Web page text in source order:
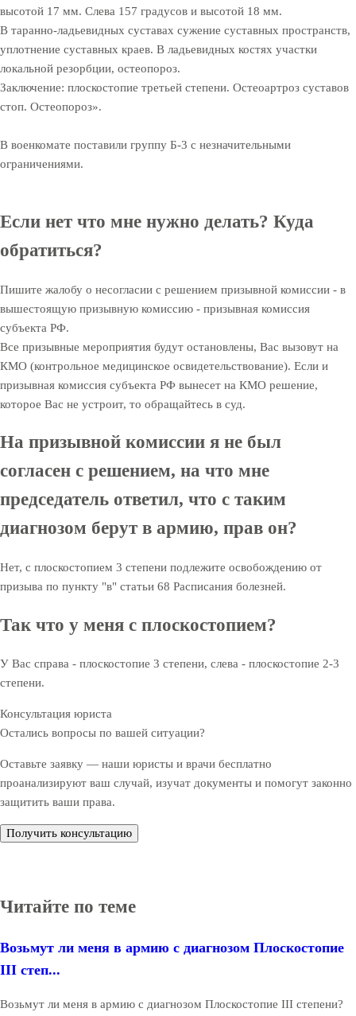
высотой 17 мм. Слева 157 градусов и высотой 18 мм.
В таранно-ладьевидных суставах сужение суставных пространств,
уплотнение суставных краев. В ладьевидных костях участки
локальной резорбции, остеопороз.
Заключение: плоскостопие третьей степени. Остеоартроз суставов
стоп. Остеопороз».
В военкомате поставили группу Б-3 с незначительными
ограничениями.
Если нет что мне нужно делать? Куда
обратиться?
Пишите жалобу о несогласии с решением призывной комиссии - в
вышестоящую призывную комиссию - призывная комиссия
субъекта РФ.
Все призывные мероприятия будут остановлены, Вас вызовут на
КМО (контрольное медицинское освидетельствование). Если и
призывная комиссия субъекта РФ вынесет на КМО решение,
которое Вас не устроит, то обращайтесь в суд.
На призывной комиссии я не был
согласен с решением, на что мне
председатель ответил, что с таким
диагнозом берут в армию, прав он?
Нет, с плоскостопием 3 степени подлежите освобождению от
призыва по пункту "в" статьи 68 Расписания болезней.
Так что у меня с плоскостопием?
У Вас справа - плоскостопие 3 степени, слева - плоскостопие 2-3
степени.
Консультация юриста
Остались вопросы по вашей ситуации?
Оставьте заявку — наши юристы и врачи бесплатно
проанализируют ваш случай, изучат документы и помогут законно
защитить ваши права.
Получить консультацию
Читайте по теме
Возьмут ли меня в армию с диагнозом Плоскостопие
III степ...
Возьмут ли меня в армию с диагнозом Плоскостопие III степени?